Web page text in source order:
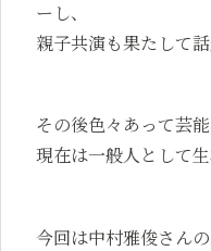
ーし、
親子共演も果たして話
その後色々あって芸能
現在は一般人として
今回は中村雅俊さんの